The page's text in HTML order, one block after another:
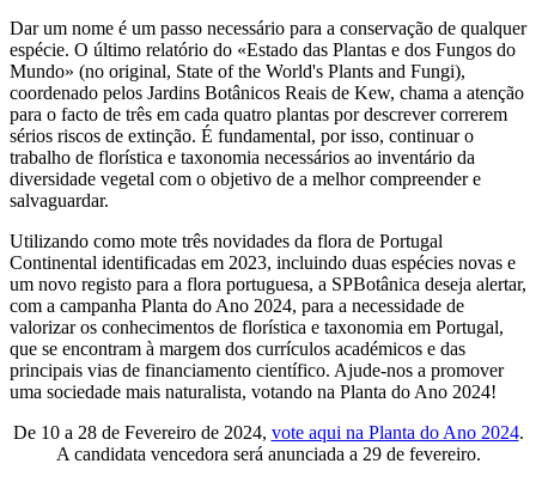
Dar um nome é um passo necessário para a conservação de qualquer
espécie. O último relatório do «Estado das Plantas e dos Fungos do
Mundo» (no original, State of the World's Plants and Fungi),
coordenado pelos Jardins Botânicos Reais de Kew, chama a atenção
para o facto de três em cada quatro plantas por descrever correrem
sérios riscos de extinção. É fundamental, por isso, continuar o
trabalho de florística e taxonomia necessários ao inventário da
diversidade vegetal com o objetivo de a melhor compreender e
salvaguardar.
Utilizando como mote três novidades da flora de Portugal
Continental identificadas em 2023, incluindo duas espécies novas e
um novo registo para a flora portuguesa, a SPBotânica deseja alertar,
com a campanha Planta do Ano 2024, para a necessidade de
valorizar os conhecimentos de florística e taxonomia em Portugal,
que se encontram à margem dos currículos académicos e das
principais vias de financiamento científico. Ajude-nos a promover
uma sociedade mais naturalista, votando na Planta do Ano 2024!
De 10 a 28 de Fevereiro de 2024, vote aqui na Planta do Ano 2024.
A candidata vencedora será anunciada a 29 de fevereiro.